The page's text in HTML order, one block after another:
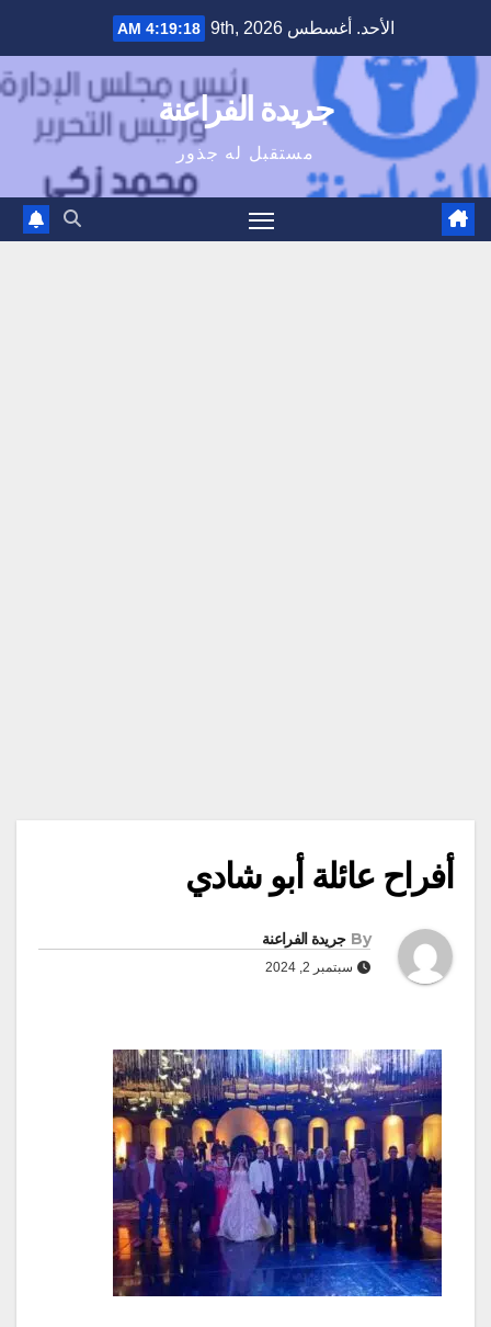
content
الأحد. أغسطس 9th, 2026 4:19:19 AM
جريدة الفراعنة
مستقبل له جذور
أفراح عائلة أبو شادي
By جريدة الفراعنة
سبتمبر 2, 2024